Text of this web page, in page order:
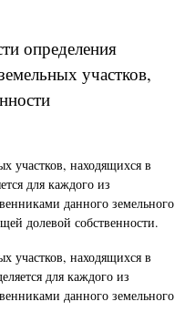
определения
участков,
участков, находящихся в
для каждого из
данного земельного
долевой собственности.
участков, находящихся в
для каждого из
данного земельного